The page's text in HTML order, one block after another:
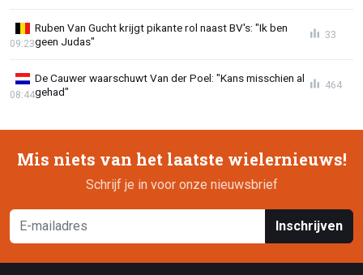
Ruben Van Gucht krijgt pikante rol naast BV's: "Ik ben
geen Judas"
09:23
33
De Cauwer waarschuwt Van der Poel: "Kans misschien al
gehad"
08:44
464
Mis niets van het laatste wielernieuws!
Schrijf je in voor onze nieuwsbrief
Inschrijven